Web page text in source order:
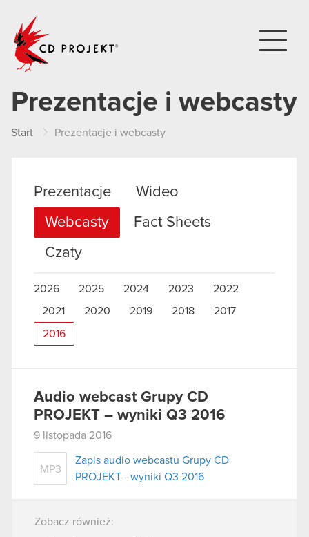
Prezentacje i webcasty
Start Prezentacje i webcasty
Prezentacje
Wideo
Webcasty
Fact Sheets
Czaty
2026 2025 2024 2023
2022
2021
2020 2019 2018 2017
2016
Audio webcast Grupy CD
PROJEKT – wyniki Q3 2016
9 listopada 2016
MP3
Zapis audio webcastu Grupy CD
PROJEKT - wyniki Q3 2016
Zobacz również: